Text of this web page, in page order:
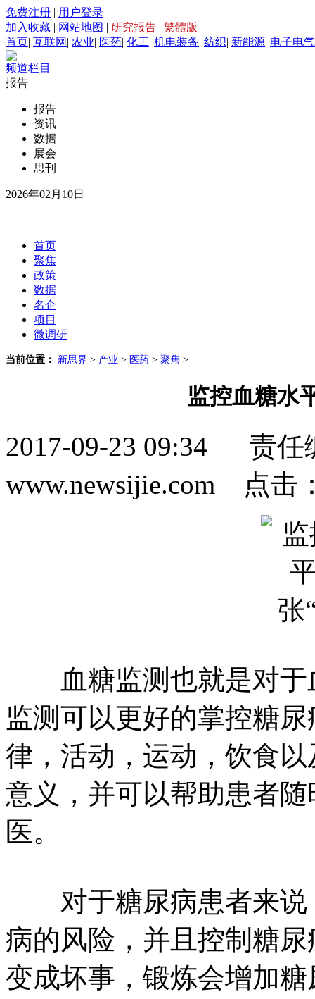
免费注册 | 用户登录
加入收藏 | 网站地图 | 研究报告 | 繁體版
首页| 互联网 | 农业| 医药| 化工| 机电装备| 纺织| 新能源| 电子电气
频道栏目
报告
报告
资讯
数据
展会
思刊
2026年02月10日
首页
聚焦
政策
数据
名企
项目
微调研
当前位置： 新思界 > 产业 > 医药 > 聚焦 >
监控血糖水
2017-09-23 09:34 责
www.newsijie.com 点击
血糖监测也就是对于
监测可以更好的掌控糖
律，活动，运动，饮食
意义，并可以帮助患者
医。
对于糖尿病患者来说
病的风险，并且控制糖
变成坏事，锻炼会增加